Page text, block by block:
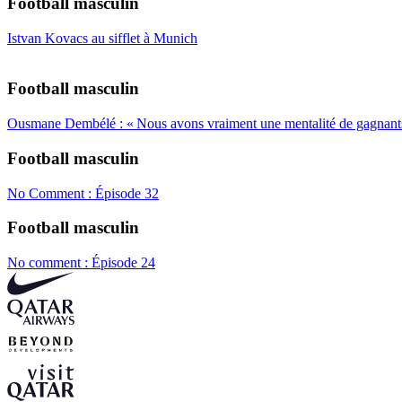
Istvan Kovacs au sifflet à Munich
Football masculin
Ousmane Dembélé : « Nous avons vraiment une mentalité de
Football masculin
No Comment : Épisode 32
Football masculin
No comment : Épisode 24